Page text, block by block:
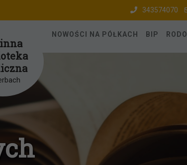
343574070
NOWOŚCI NA PÓŁKACH BIP RODO